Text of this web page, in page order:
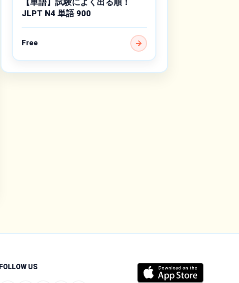
【単語】試験によく出る順！
JLPT N4 単語 900
Free
FOLLOW US